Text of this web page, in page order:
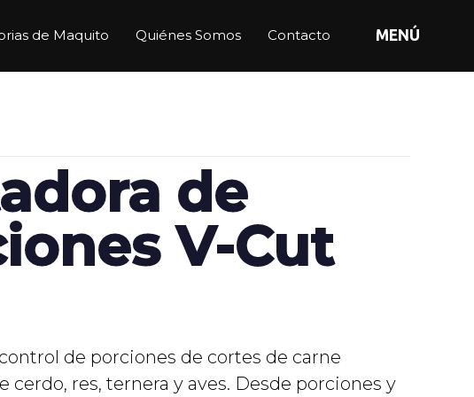
de Maquito Quiénes Somos Contacto MENÚ
de
V-Cut
de porciones de cortes de carne
cerdo, res, ternera y aves. Desde porciones y